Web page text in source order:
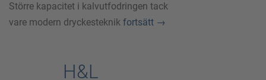
Större kapacitet i kalvutfodringen tack
vare modern dryckesteknik fortsätt →
H&L